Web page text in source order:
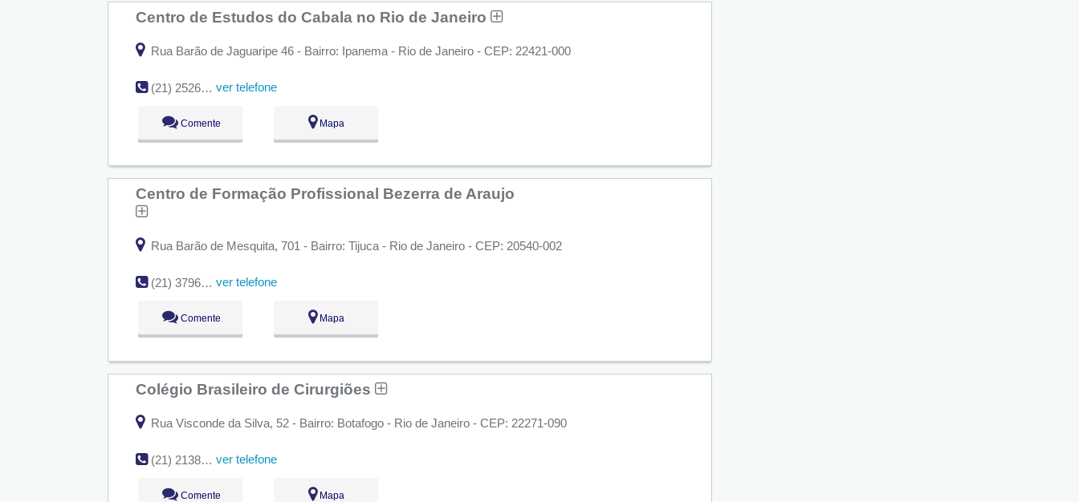
Centro de Estudos do Cabala no Rio de Janeiro
Rua Barão de Jaguaripe 46 - Bairro: Ipanema - Rio de Janeiro - CEP: 22421-000
(21) 2526-3743 ver telefone
Comente Mapa
Centro de Formação Profissional Bezerra de Araujo
Rua Barão de Mesquita, 701 - Bairro: Tijuca - Rio de Janeiro - CEP: 20540-002
(21) 3796-7100 ver telefone
Comente Mapa
Colégio Brasileiro de Cirurgiões
Rua Visconde da Silva, 52 - Bairro: Botafogo - Rio de Janeiro - CEP: 22271-090
(21) 2138-0650 ver telefone
Comente Mapa